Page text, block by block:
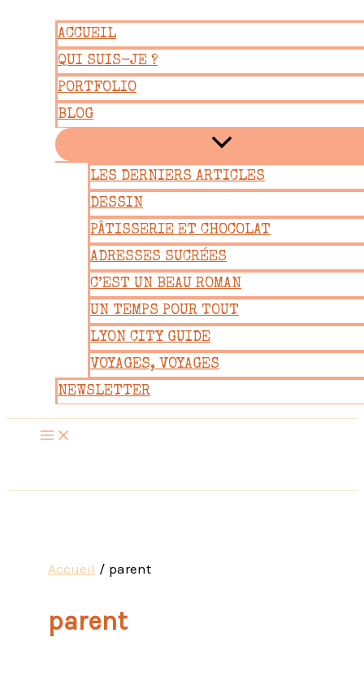
contenu
ACCUEIL
QUI SUIS-JE ?
PORTFOLIO
BLOG
LES DERNIERS ARTICLES
DESSIN
PÂTISSERIE ET CHOCOLAT
ADRESSES SUCRÉES
C’EST UN BEAU ROMAN
UN TEMPS POUR TOUT
LYON CITY GUIDE
VOYAGES, VOYAGES
NEWSLETTER
Accueil parent
parent